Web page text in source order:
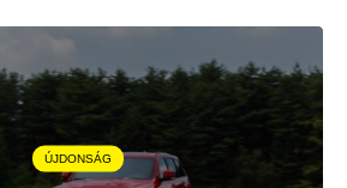
ÚJDONSÁG